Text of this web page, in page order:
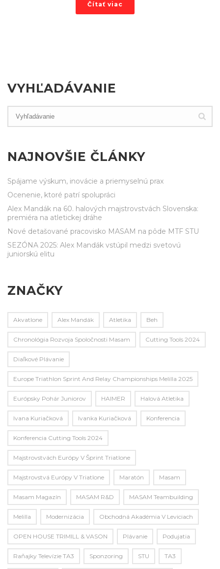
Čítať viac
VYHĽADÁVANIE
NAJNOVŠIE ČLÁNKY
Spájame výskum, inovácie a priemyselnú prax
Ocenenie, ktoré patrí spolupráci
Alex Mandák na 60. halových majstrovstvách Slovenska:
premiéra na atletickej dráhe
Nové detašované pracovisko MASAM na pôde MTF STU
SEZÓNA 2025: Alex Mandák vstúpil medzi svetovú
juniorskú elitu
ZNAČKY
Akvatlone Alex Mandák Atletika Beh
Chronológia Rozvoja Spoločnosti Masam Cutting Tools 2024
Diaľkové Plávanie
Europe Triathlon Sprint And Relay Championships Melilla 2025
Európsky Pohár Juniorov HAIMER Halová Atletika
Ivana Kuriačková Ivanka Kuriačková Konferencia
Konferencia Cutting Tools 2024
Majstrovstvách Európy V Šprint Triatlone
Majstrovstvá Európy V Triatlone Maratón Masam
Masam Magazín MASAM R&D MASAM Teambuilding
Melilla Modernizácia Obchodná Akadémia V Leviciach
OPEN HOUSE TRIMILL & VASON Plávanie Podujatia
Raňajky Televízie TA3 Sponzoring STU TA3